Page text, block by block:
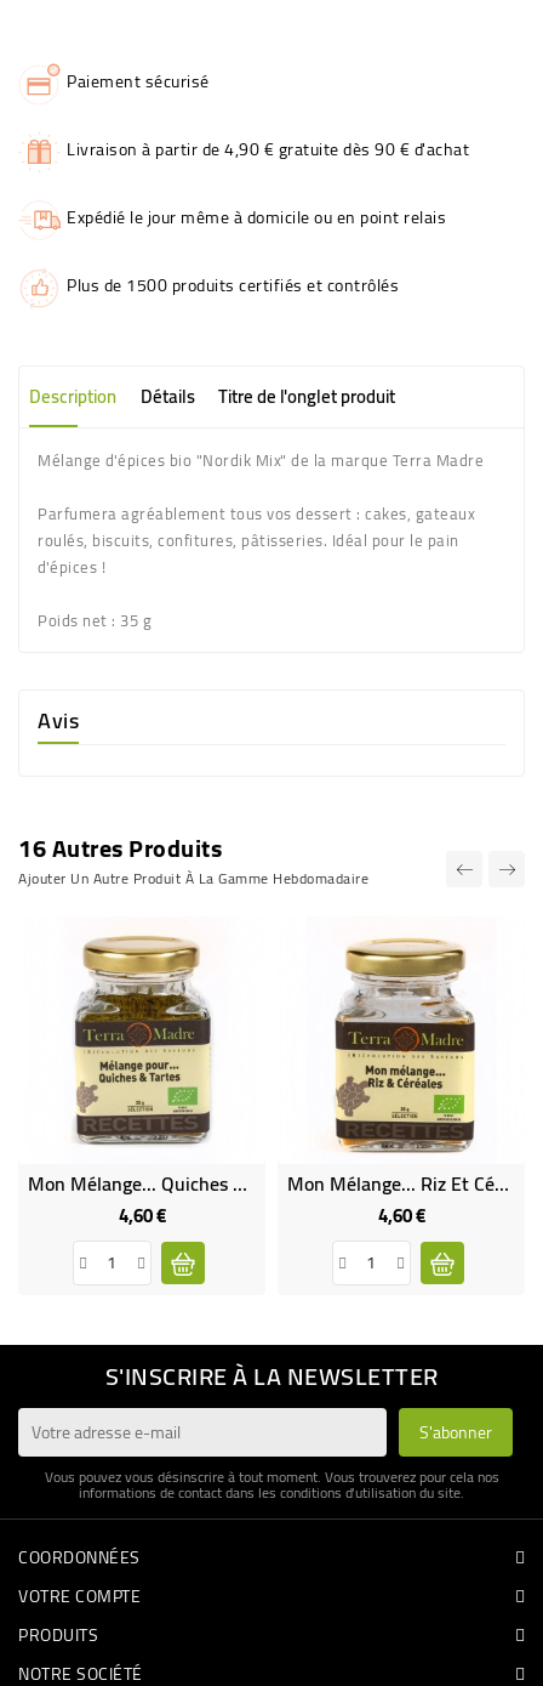
Paiement sécurisé
Livraison à partir de 4,90 € gratuite dès 90 € d'achat
Expédié le jour même à domicile ou en point relais
Plus de 1500 produits certifiés et contrôlés
Description Détails Titre de l'onglet produit
Mélange d'épices bio "Nordik Mix" de la marque Terra Madre
Parfumera agréablement tous vos dessert : cakes, gateaux
roulés, biscuits, confitures, pâtisseries. Idéal pour le pain
d'épices !
Poids net : 35 g
Avis
16 Autres Produits
Ajouter Un Autre Produit À La Gamme Hebdomadaire
Mon Mélange... Quiches Et Tartes Bio
4,60 €Prix
Mon Mélange... Riz Et Céréales Bio
4,60 €Prix
S'INSCRIRE À LA NEWSLETTER
Vous pouvez vous désinscrire à tout moment. Vous trouverez pour cela nos
informations de contact dans les conditions d'utilisation du site.
COORDONNÉES
VOTRE COMPTE
PRODUITS
NOTRE SOCIÉTÉ